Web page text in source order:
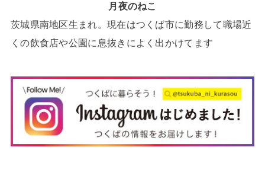
月夜のねこ
茨城県南地区生まれ。現在はつくば市に勤務して職場近
くの飲食店や公園に息抜きによく出かけてます